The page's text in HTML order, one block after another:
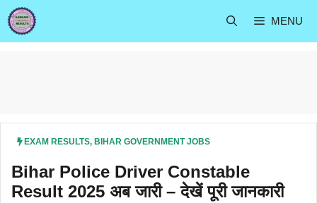
Skip
to
content
MENU
EXAM RESULTS, BIHAR GOVERNMENT JOBS
Bihar Police Driver Constable
Result 2025 अब जारी – देखें पूरी जानकारी